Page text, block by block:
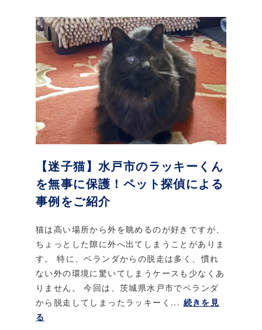
【迷子猫】水戸市のラッキーくん
を無事に保護！ペット探偵による
事例をご紹介
猫は高い場所から外を眺めるのが好きですが、
ちょっとした隙に外へ出てしまうことがありま
す。 特に、ベランダからの脱走は多く、慣れ
ない外の環境に驚いてしまうケースも少なくあ
りません。 今回は、茨城県水戸市でベランダ
から脱走してしまったラッキーく... 続きを見
る